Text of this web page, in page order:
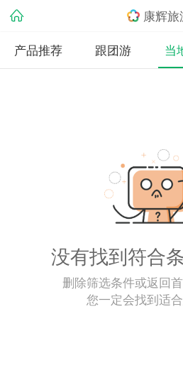
康辉旅
产品推荐
跟团游 当
没有找到符合
删除筛选条件或返回
您一定会找到适